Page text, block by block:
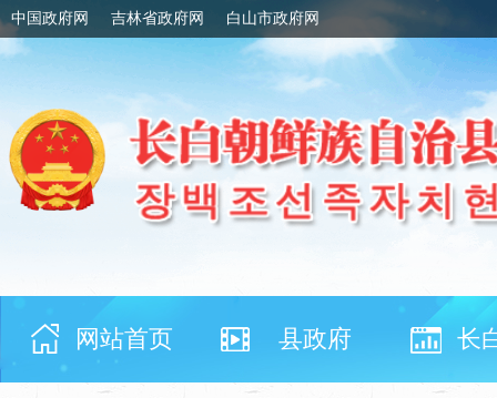
中国政府网 吉林省政府网 白山市政府网
网站首页 县政府 长